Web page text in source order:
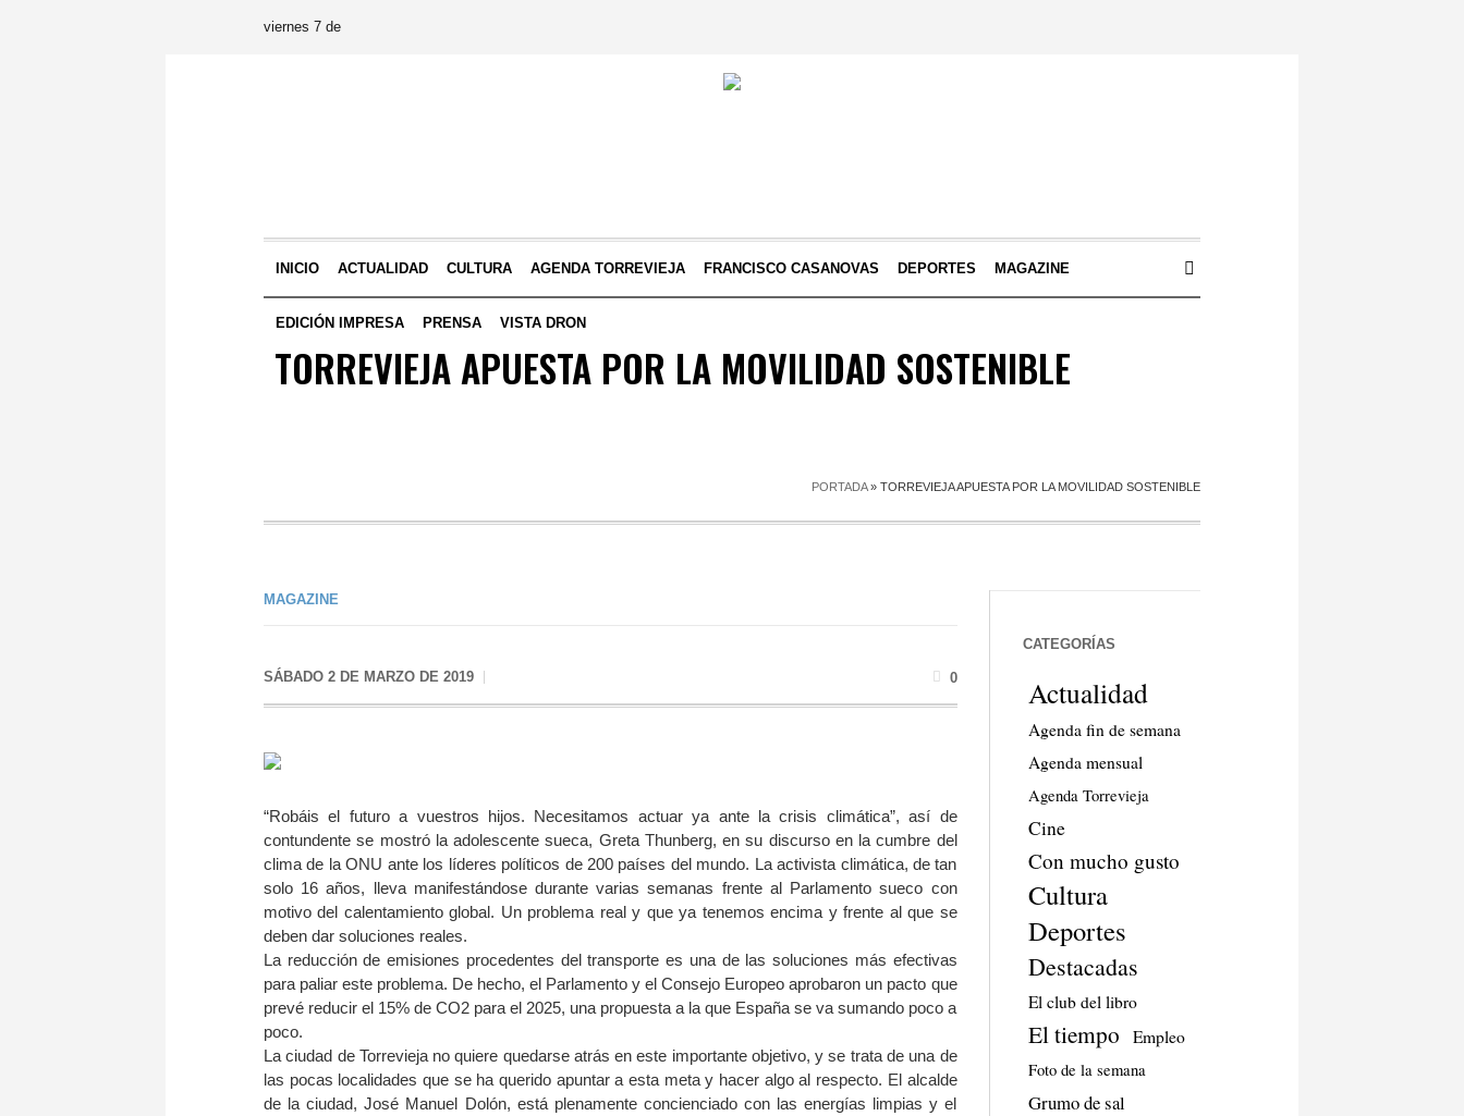
viernes 7 de
INICIO ACTUALIDAD CULTURA AGENDA TORREVIEJA FRANCISCO CASANOVAS DEPORTES MAGAZINE
EDICIÓN IMPRESA PRENSA VISTA DRON
TORREVIEJA APUESTA POR LA MOVILIDAD SOSTENIBLE
PORTADA» TORREVIEJA APUESTA POR LA MOVILIDAD SOSTENIBLE
MAGAZINE
SÁBADO 2 DE MARZO DE 2019 0
“Robáis el futuro a vuestros hijos. Necesitamos actuar ya ante la crisis climática”, así de
contundente se mostró la adolescente sueca, Greta Thunberg, en su discurso en la cumbre del
clima de la ONU ante los líderes políticos de 200 países del mundo. La activista climática, de tan
solo 16 años, lleva manifestándose durante varias semanas frente al Parlamento sueco con
motivo del calentamiento global. Un problema real y que ya tenemos encima y frente al que se
deben dar soluciones reales.
La reducción de emisiones procedentes del transporte es una de las soluciones más efectivas
para paliar este problema. De hecho, el Parlamento y el Consejo Europeo aprobaron un pacto que
prevé reducir el 15% de CO2 para el 2025, una propuesta a la que España se va sumando poco a
poco.
La ciudad de Torrevieja no quiere quedarse atrás en este importante objetivo, y se trata de una de
las pocas localidades que se ha querido apuntar a esta meta y hacer algo al respecto. El alcalde
de la ciudad, José Manuel Dolón, está plenamente concienciado con las energías limpias y el
CATEGORÍAS
Actualidad
Agenda fin de semana
Agenda mensual
Agenda Torrevieja
Cine
Con mucho gusto
Cultura
Deportes
Destacadas
El club del libro
El tiempo Empleo
Foto de la semana
Grumo de sal